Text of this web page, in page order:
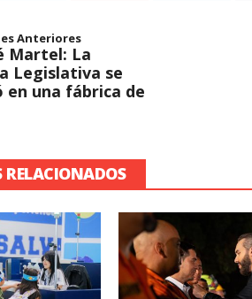
Anteriores
Martel: La
Legislativa se
una fábrica de
RELACIONADOS